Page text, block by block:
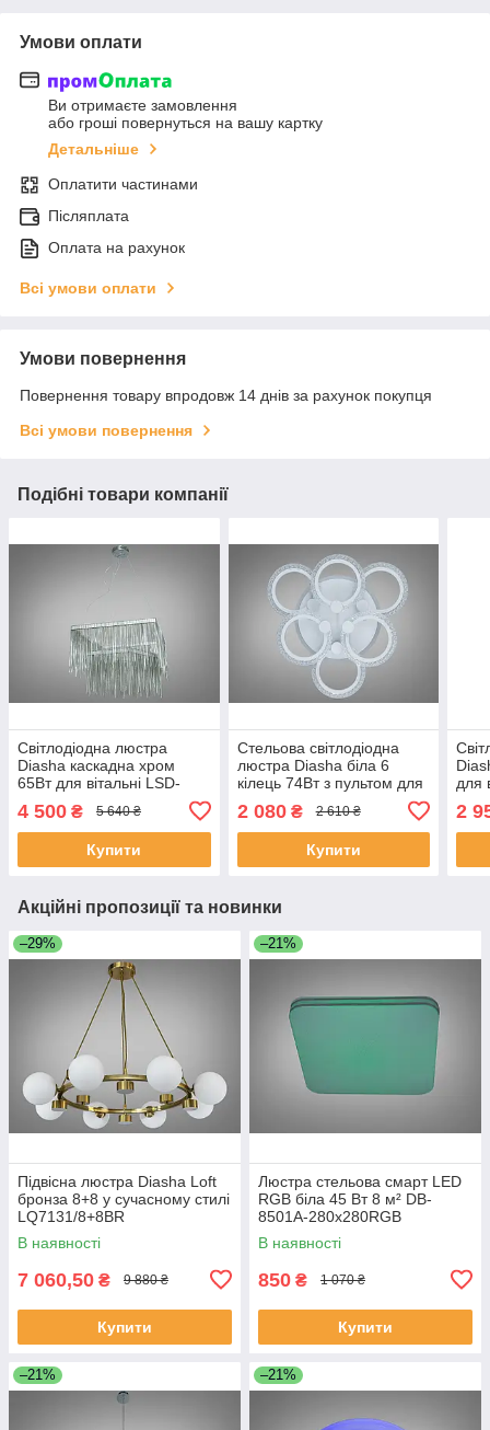
Умови оплати
Ви отримаєте замовлення
або гроші повернуться на вашу картку
Детальніше
Оплатити частинами
Післяплата
Оплата на рахунок
Всі умови оплати
Умови повернення
Повернення товару впродовж 14 днів за рахунок покупця
Всі умови повернення
Подібні товари компанії
Світлодіодна люстра
Diasha каскадна хром
65Вт для вітальні LSD-
4 500 ₴ 5 640 ₴
Купити
Стельова світлодіодна
люстра Diasha біла 6
кілець 74Вт з пультом для
LED 3color dimmer
2 080₴ 2 610 ₴
Купити
для
2
Акційні пропозиції та новинки
–29%
Підвісна люстра Diasha Loft
бронза 8+8 у сучасному стилі
LQ7131/8+8BR
В наявності
7 060,50 ₴ 9 880 ₴
Купити
–21%
Люстра стельова смарт LED
RGB біла 45 Вт 8 м² DB-
8501A-280x280RGB
В наявності
850 ₴ 1 070 ₴
Купити
–21% –21%